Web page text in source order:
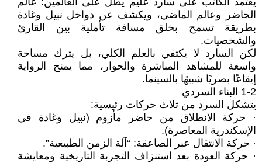
الحاضر وعالم الماضي، ويكشف عن دواخل نبيل وغادة
بطريقة تسمح بخلق مسافة تأملية بين القارئ
والشخصيات.
لكن السارد لا يكتفي بالعلم الكلي، بل يترك مساحة
واسعة للمشاهد المباشرة والحوار، مما يمنح الرواية
إيقاعًا بصريًا شبيهًا بالسينما.
1-2 البناء السردي
يتشكل السرد من ثلاث حركات رئيسية:
· حركة الانطلاق من حاضر مأزوم (نبيل وغادة في
الإسكندرية المعاصرة).
· حركة الانتقال عبر الصاعقة: “آلة الزمن الطبيعية”.
· حركة العودة بعد استنزاف التجربة التاريخية ومعايشة